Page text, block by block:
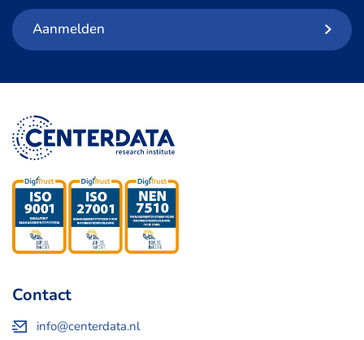
Aanmelden
Contact
info@centerdata.nl